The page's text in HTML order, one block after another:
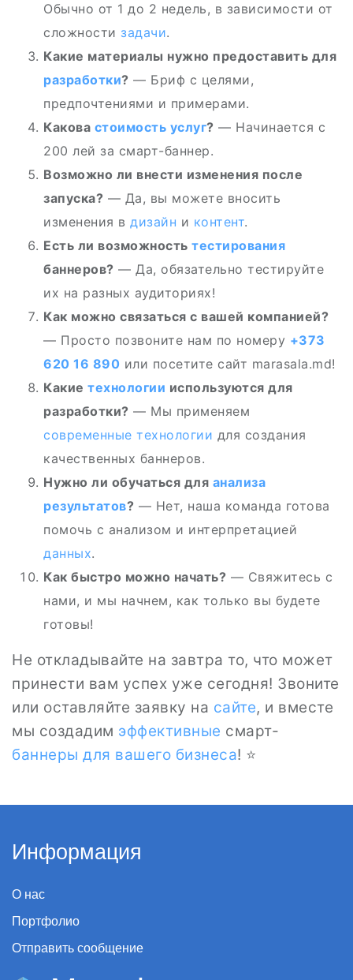
Обычно от 1 до 2 недель, в зависимости от
сложности задачи.
Какие материалы нужно предоставить для
разработки? — Бриф с целями,
предпочтениями и примерами.
Какова стоимость услуг? — Начинается с
200 лей за смарт-баннер.
Возможно ли внести изменения после
запуска? — Да, вы можете вносить
изменения в дизайн и контент.
Есть ли возможность тестирования
баннеров? — Да, обязательно тестируйте
их на разных аудиториях!
Как можно связаться с вашей компанией?
— Просто позвоните нам по номеру +373
620 16 890 или посетите сайт marasala.md!
Какие технологии используются для
разработки? — Мы применяем
современные технологии для создания
качественных баннеров.
Нужно ли обучаться для анализа
результатов? — Нет, наша команда готова
помочь с анализом и интерпретацией
данных.
Как быстро можно начать? — Свяжитесь с
нами, и мы начнем, как только вы будете
готовы!
Не откладывайте на завтра то, что может
принести вам успех уже сегодня! Звоните
или оставляйте заявку на сайте, и вместе
мы создадим эффективные смарт-
баннеры для вашего бизнеса! ⭐
Информация
О нас
Портфолио
Отправить сообщение